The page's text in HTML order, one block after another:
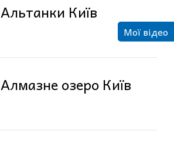
Альтанки Київ
Алмазне озеро Київ
Мої відео